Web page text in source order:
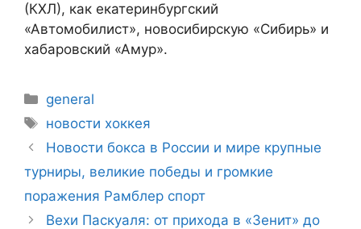
(КХЛ), как екатеринбургский
«Автомобилист», новосибирскую «Сибирь» и
хабаровский «Амур».
general
новости хоккея
Новости бокса в России и мире крупные
турниры, великие победы и громкие
поражения Рамблер спорт
Вехи Паскуаля: от прихода в «Зенит» до